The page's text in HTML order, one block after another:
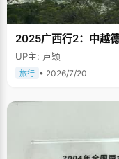
2025广西行2：中越
UP主: 卢颖
旅行 • 2026/7/20